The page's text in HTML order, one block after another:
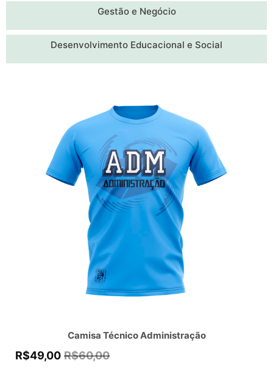
Gestão e Negócio
Desenvolvimento Educacional e Social
Camisa Técnico Administração
R$60,00
R$49,00